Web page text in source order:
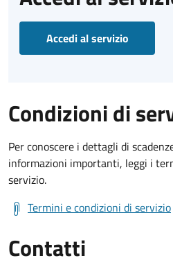
Accedi al servizio
Condizioni di
Per conoscere i dettagli di
informazioni importanti, leggi i
servizio.
Termini e condizioni di servizio
Contatti